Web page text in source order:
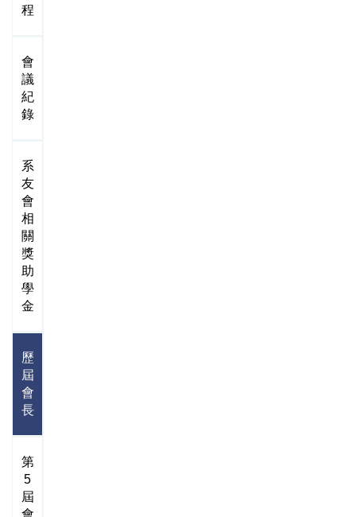
程
會
議
紀
錄
系
友
會
相
關
獎
助
學
金
歷
屆
會
長
第
5
屆
會